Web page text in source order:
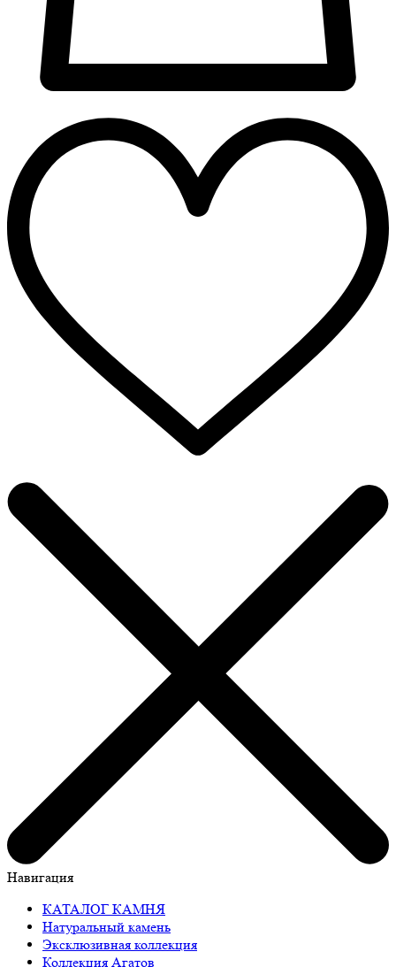
Навигация
КАТАЛОГ КАМНЯ
Натуральный камень
Эксклюзивная коллекция
Коллекция Агатов